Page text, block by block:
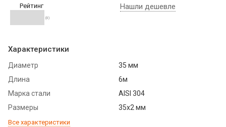
Рейтинг
(0)
Нашли дешевле
Характеристики
Диаметр
35 мм
Длина
6м
Марка стали
AISI 304
Размеры
35х2 мм
Все характеристики